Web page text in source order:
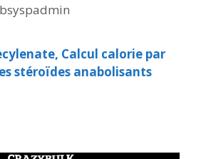
bsyspadmin
Calcul calorie par
stéroïdes anabolisants